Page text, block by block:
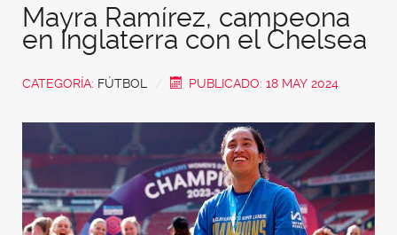
Mayra Ramírez, campeona
en Inglaterra con el Chelsea
CATEGORÍA: FÚTBOL PUBLICADO: 18 MAY 2024